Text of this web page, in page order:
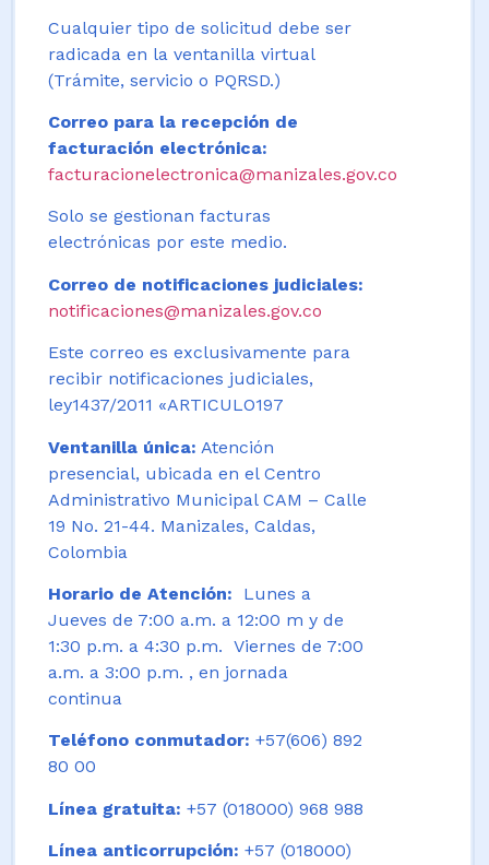
Cualquier tipo de solicitud debe ser
radicada en la ventanilla virtual
(Trámite, servicio o PQRSD.)
Correo para la recepción de
facturación electrónica:
facturacionelectronica@manizales.gov.co
Solo se gestionan facturas
electrónicas por este medio.
Correo de notificaciones judiciales:
notificaciones@manizales.gov.co
Este correo es exclusivamente para
recibir notificaciones judiciales,
ley1437/2011 «ARTICULO197
Ventanilla única: Atención
presencial, ubicada en el Centro
Administrativo Municipal CAM – Calle
19 No. 21-44. Manizales, Caldas,
Colombia
Horario de Atención:
Lunes a
Jueves de 7:00 a.m. a 12:00 m y de
1:30 p.m. a 4:30 p.m. Viernes de 7:00
a.m. a 3:00 p.m. , en jornada
continua
Teléfono conmutador: +57(606) 892
80 00
Línea gratuita: +57 (018000) 968 988
Línea anticorrupción: +57 (018000)